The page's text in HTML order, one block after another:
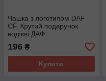
Чашка з логотипом DAF
CF. Крутий подарунок
водієві ДАФ
196 ₴
Купити